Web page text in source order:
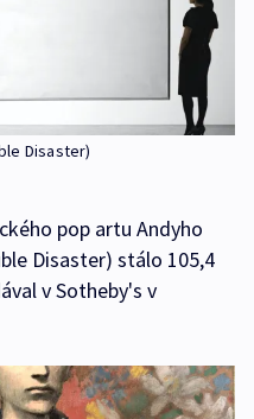
Disaster)
pop artu Andyho
Disaster) stálo 105,4
v Sotheby's v